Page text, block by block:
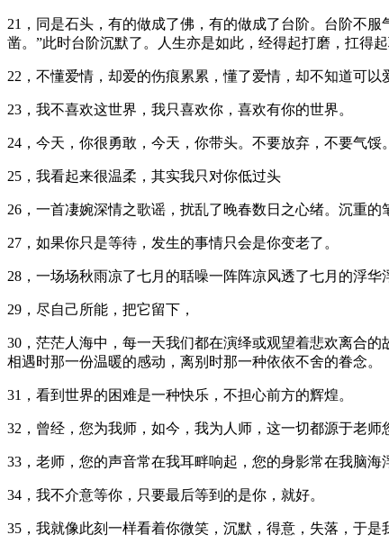
21，同是石头，有的做成了佛，有的做成了台阶。台阶不
凿。”此时台阶沉默了。人生亦是如此，经得起打磨，扛得
22，不懂爱情，却爱的伤痕累累，懂了爱情，却不知道可以
23，我不喜欢这世界，我只喜欢你，喜欢有你的世界。
24，今天，你很勇敢，今天，你带头。不要放弃，不要气
25，我看起来很温柔，其实我只对你低过头
26，一首凄婉深情之歌谣，扰乱了晚春数日之心绪。沉重
27，如果你只是等待，发生的事情只会是你变老了。
28，一场场秋雨凉了七月的聒噪一阵阵凉风透了七月的浮
29，尽自己所能，把它留下，
30，茫茫人海中，每一天我们都在演绎或观望着悲欢离合
相遇时那一份温暖的感动，离别时那一种依依不舍的眷念。
31，看到世界的困难是一种快乐，不担心前方的辉煌。
32，曾经，您为我师，如今，我为人师，这一切都源于老
33，老师，您的声音常在我耳畔响起，您的身影常在我脑
34，我不介意等你，只要最后等到的是你，就好。
35，我就像此刻一样看着你微笑，沉默，得意，失落，于